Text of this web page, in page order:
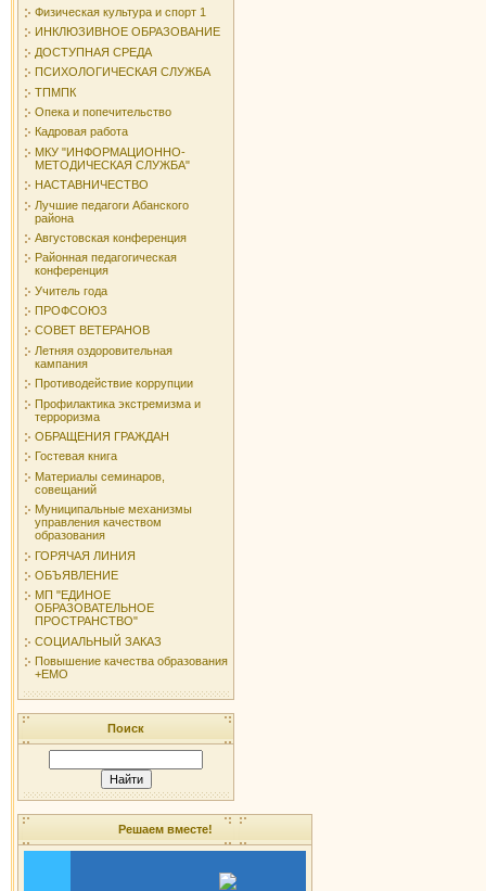
Физическая культура и спорт 1
ИНКЛЮЗИВНОЕ ОБРАЗОВАНИЕ
ДОСТУПНАЯ СРЕДА
ПСИХОЛОГИЧЕСКАЯ СЛУЖБА
ТПМПК
Опека и попечительство
Кадровая работа
МКУ "ИНФОРМАЦИОННО-
МЕТОДИЧЕСКАЯ СЛУЖБА"
НАСТАВНИЧЕСТВО
Лучшие педагоги Абанского
района
Августовская конференция
Районная педагогическая
конференция
Учитель года
ПРОФСОЮЗ
СОВЕТ ВЕТЕРАНОВ
Летняя оздоровительная
кампания
Противодействие коррупции
Профилактика экстремизма и
терроризма
ОБРАЩЕНИЯ ГРАЖДАН
Гостевая книга
Материалы семинаров,
совещаний
Муниципальные механизмы
управления качеством
образования
ГОРЯЧАЯ ЛИНИЯ
ОБЪЯВЛЕНИЕ
МП "ЕДИНОЕ
ОБРАЗОВАТЕЛЬНОЕ
ПРОСТРАНСТВО"
СОЦИАЛЬНЫЙ ЗАКАЗ
Повышение качества образования
+ЕМО
Поиск
Решаем вместе!